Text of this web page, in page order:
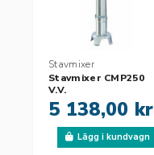
Stavmixer
Stavmixer CMP250
V.V.
5 138,00 kr
Lägg i kundvagn